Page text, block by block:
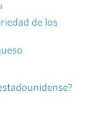
de los